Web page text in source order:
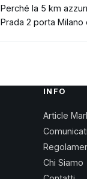
Perché la 5 km
Prada 2 porta Milano
INFO
Article
Chi Siamo